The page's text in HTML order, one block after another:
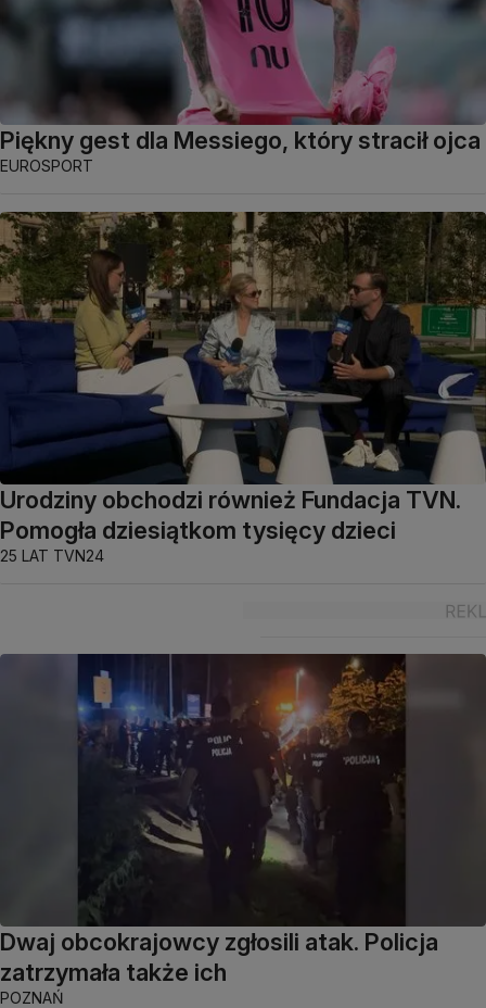
Piękny gest dla Messiego, który stracił ojca
EUROSPORT
Urodziny obchodzi również Fundacja TVN.
Pomogła dziesiątkom tysięcy dzieci
25 LAT TVN24
Dwaj obcokrajowcy zgłosili atak. Policja
zatrzymała także ich
POZNAŃ